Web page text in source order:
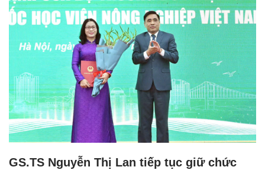
GS.TS Nguyễn Thị Lan tiếp tục giữ chức